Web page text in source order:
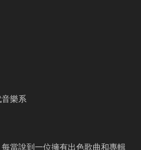
樂系
當說到一位擁有出色歌曲和專輯